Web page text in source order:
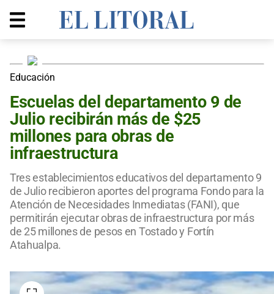
Educación
Escuelas del departamento 9 de
Julio recibirán más de $25
millones para obras de
infraestructura
Tres establecimientos educativos del departamento 9
de Julio recibieron aportes del programa Fondo para la
Atención de Necesidades Inmediatas (FANI), que
permitirán ejecutar obras de infraestructura por más
de 25 millones de pesos en Tostado y Fortín
Atahualpa.